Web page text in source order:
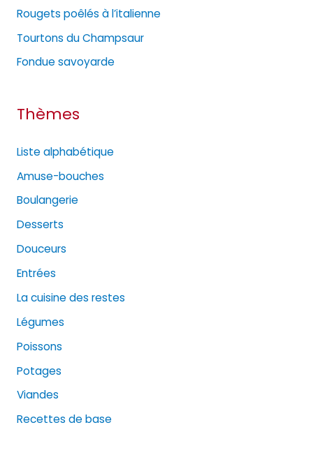
i
e
s
Rougets poêlés à l’italienne
Tourtons du Champsaur
Fondue savoyarde
Thèmes
Liste alphabétique
Amuse-bouches
Boulangerie
Desserts
Douceurs
Entrées
La cuisine des restes
Légumes
Poissons
Potages
Viandes
Recettes de base